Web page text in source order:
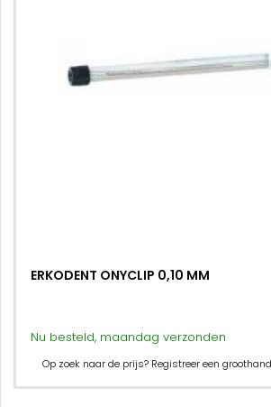
ERKODENT ONYCLIP 0,10 MM
Nu besteld, maandag verzonden
Op zoek naar de prijs? Registreer een